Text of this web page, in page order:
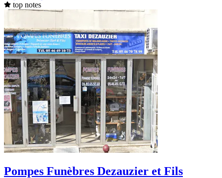
top notes
Pompes Funèbres Dezauzier et Fils